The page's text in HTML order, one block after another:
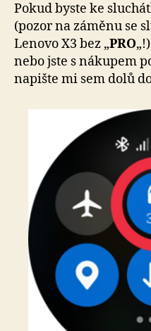
Pokud byste ke
(pozor na záměnu se
Lenovo X3 bez „PRO
nebo jste s nákupem
napište mi sem dolů